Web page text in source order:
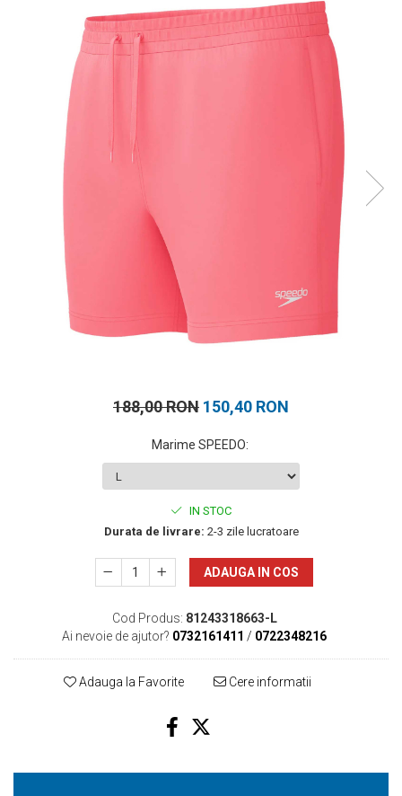
Accesorii inot
Genti si rucsacuri
Tricouri, pantaloni, bluze
Costume profesionale inot
188,00 RON 150,40 RON
Marime SPEEDO:
IN STOC
Durata de livrare: 2-3 zile lucratoare
ADAUGA IN COS
Cod Produs: 81243318663-L
Ai nevoie de ajutor? 0732161411 / 0722348216
Adauga la Favorite Cere informatii